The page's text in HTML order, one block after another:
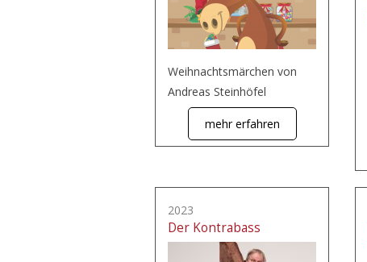
Weihnachtsmärchen von
Andreas Steinhöfel
mehr erfahren
2023
Der Kontrabass